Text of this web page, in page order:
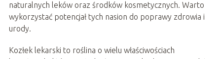
naturalnych leków oraz środków kosmetycznych. Warto
wykorzystać potencjał tych nasion do poprawy zdrowia i
urody.
Kozłek lekarski to roślina o wielu właściwościach